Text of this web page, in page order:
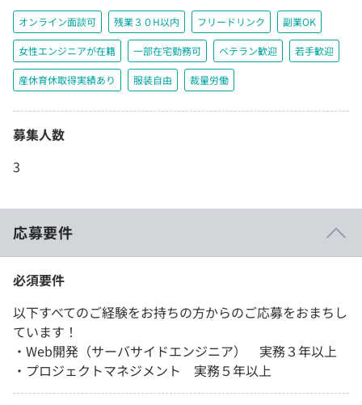
オンライン面談可 残業３０H以内 フリードリンク 副業OK
女性エンジニアが在籍 一部在宅勤務可 ベテラン歓迎 若手歓迎
産休育休取得実績あり 服装自由 裁量労働
募集人数
3
応募要件
必須要件
以下すべてのご経験をお持ちの方からのご応募をおまちし
ています！
・Web開発（サーバサイドエンジニア） 実務３年以上
・プロジェクトマネジメント 実務５年以上